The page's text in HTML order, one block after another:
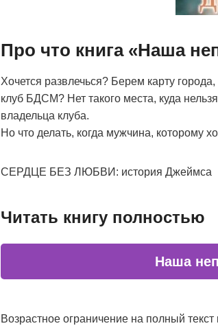
Про что книга «Наша
Хочется развлечься? Берем карту
клуб БДСМ? Нет такого места, куда
владельца клуба.
Но что делать, когда мужчина, которому
СЕРДЦЕ БЕЗ ЛЮБВИ: история Джеймса
Читать книгу полностью
Наша
Возрастное ограничение на полный текст